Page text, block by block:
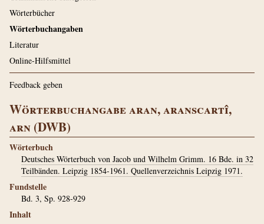
Wörterbücher
Wörterbuchangaben
Literatur
Online-Hilfsmittel
Feedback geben
Wörterbuchangabe aran, aranscartî,
arn (DWB)
Wörterbuch
Deutsches Wörterbuch von Jacob und Wilhelm Grimm. 16 Bde. in 32
Teilbänden. Leipzig 1854-1961. Quellenverzeichnis Leipzig 1971.
Fundstelle
Bd. 3, Sp. 928-929
Inhalt